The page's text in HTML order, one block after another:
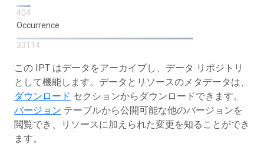
404
Occurrence
33114
この IPT はデータをアーカイブし、データ リポジトリ
として機能します。データとリソースのメタデータは、
ダウンロード セクションからダウンロードできます。
バージョン テーブルから公開可能な他のバージョンを
閲覧でき、リソースに加えられた変更を知ることができ
ます。